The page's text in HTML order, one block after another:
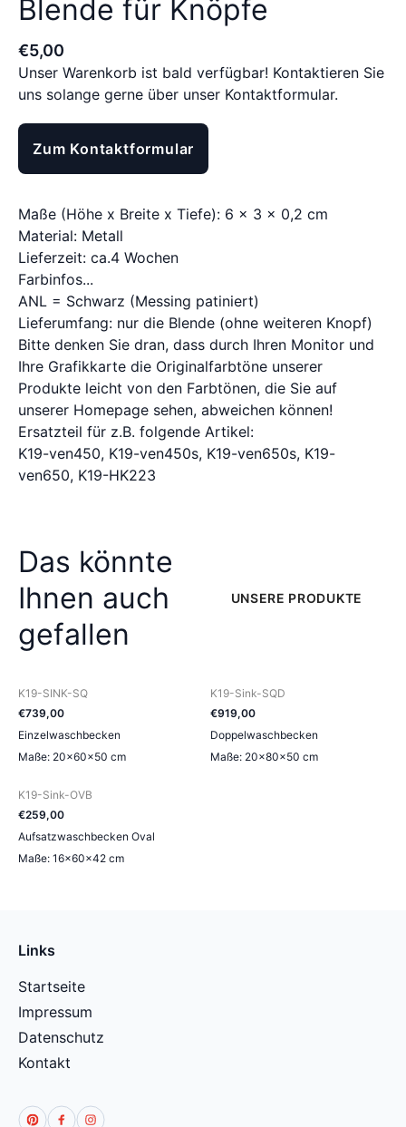
Blende für Knöpfe
€5,00
Unser Warenkorb ist bald verfügbar! Kontaktieren Sie
uns solange gerne über unser Kontaktformular.
Zum Kontaktformular
Maße (Höhe x Breite x Tiefe): 6 x 3 x 0,2 cm
Material: Metall
Lieferzeit: ca.4 Wochen
Farbinfos...
ANL = Schwarz (Messing patiniert)
Lieferumfang: nur die Blende (ohne weiteren Knopf)
Bitte denken Sie dran, dass durch Ihren Monitor und
Ihre Grafikkarte die Originalfarbtöne unserer
Produkte leicht von den Farbtönen, die Sie auf
unserer Homepage sehen, abweichen können!
Ersatzteil für z.B. folgende Artikel:
K19-ven450, K19-ven450s, K19-ven650s, K19-
ven650, K19-HK223
Das könnte
Ihnen auch
gefallen
UNSERE PRODUKTE
K19-SINK-SQ
€739,00
Einzelwaschbecken
Maße: 20×60×50 cm
K19-Sink-SQD
€919,00
Doppelwaschbecken
Maße: 20×80×50 cm
K19-Sink-OVB
€259,00
Aufsatzwaschbecken Oval
Maße: 16×60×42 cm
Links
Startseite
Impressum
Datenschutz
Kontakt